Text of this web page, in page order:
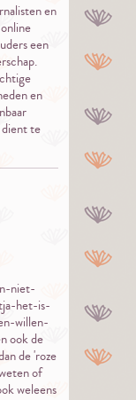
en
een
en
te
niet-
het-is-
willen-
ook de
de 'roze
of
weleens